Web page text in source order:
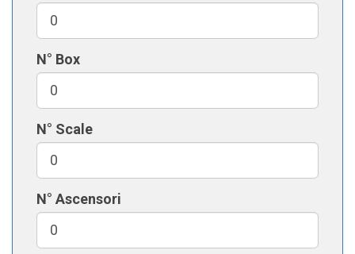
N° Box
N° Scale
N° Ascensori